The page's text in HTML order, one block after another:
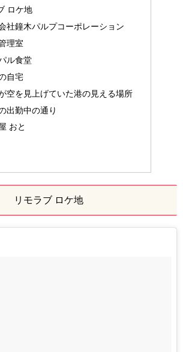
ロケ地
社鐘木パルプコーポレーション
理室
ル食堂
自宅
空を見上げていた港の見える場所
出勤中の通り
おと
リモラブ ロケ地